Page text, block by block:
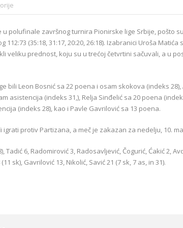
polufinale završnog turnira Pionirske lige Srbije, pošto
112:73 (35:18, 31:17, 20:20, 26:18). Izabranici Uroša
veliku prednost, koju su u trećoj četvrtini sačuvali, a u
bili Leon Bosnić sa 22 poena i osam skokova (indeks
asistencija (indeks 31‚), Relja Sinđelić sa 20 poena
(indeks 28), kao i Pavle Gavrilović sa 13 poena.
protiv Partizana, a meč je zakazan za nedelju, 10.
Tadić 6, Radomirović 3, Radosavljević, Čogurić, Ćakić 2,
sk), Gavrilović 13, Nikolić, Savić 21 (7 sk, 7 as, in 31).